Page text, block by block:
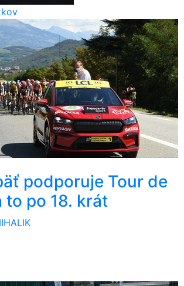
podporuje Tour de
to po 18. krát